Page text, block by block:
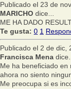
Publicado el 23 de
MARICHO dice...
ME HA DADO
Te gusta: 0 1
Publicado el 2 de dic,
Francisca Mena dice...
Me ha beneficiado
ahora no siento
Me preocupa si es